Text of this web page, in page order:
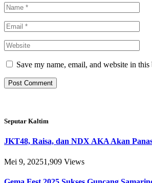
Save my name, email, and website in
Seputar Kaltim
JKT48, Raisa, dan NDX AKA Akan
Mei 9, 20251,909 Views